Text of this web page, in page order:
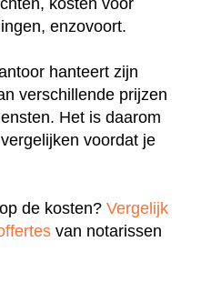
kosten voor
enzovoort.
hanteert zijn
verschillende prijzen
Het is daarom
voordat je
de kosten? Vergelijk
van notarissen